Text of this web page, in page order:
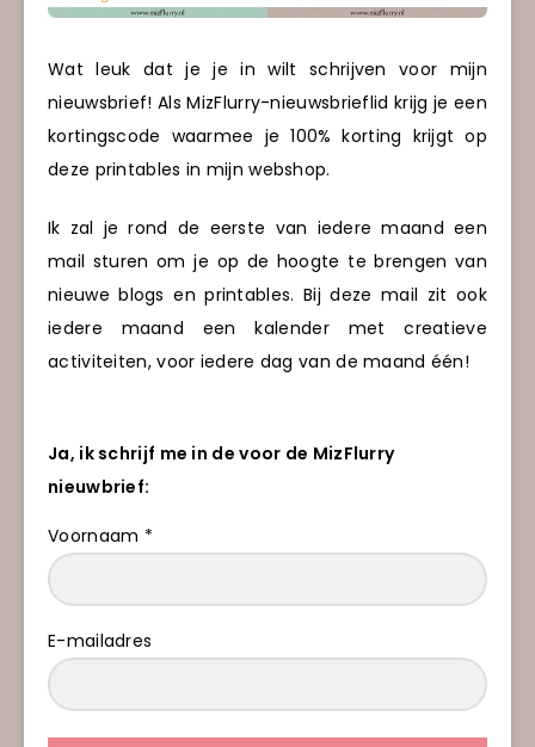
Wat leuk dat je je in wilt schrijven voor mijn
nieuwsbrief! Als MizFlurry-nieuwsbrieflid krijg je een
kortingscode waarmee je 100% korting krijgt op
deze printables in mijn webshop.
Ik zal je rond de eerste van iedere maand een
mail sturen om je op de hoogte te brengen van
nieuwe blogs en printables. Bij deze mail zit ook
iedere maand een kalender met creatieve
activiteiten, voor iedere dag van de maand één!
Ja, ik schrijf me in de voor de MizFlurry
nieuwbrief:
Voornaam *
E-mailadres